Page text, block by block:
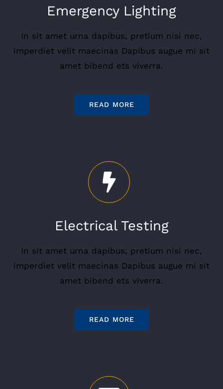
Emergency Lighting
In sit amet urna dapibus, pretium nisi nec,
imperdiet velit maecinas Dapibus augue mi sit
amet bibend ets viverra.
READ MORE
Electrical Testing
In sit amet urna dapibus, pretium nisi nec,
imperdiet velit maecinas Dapibus augue mi sit
amet bibend ets viverra.
READ MORE